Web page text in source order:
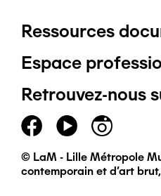
Pied
de
page
principal
Ressources
Espace
Retrouvez-nous
© LaM - Lille Métropole
contemporain et d'art